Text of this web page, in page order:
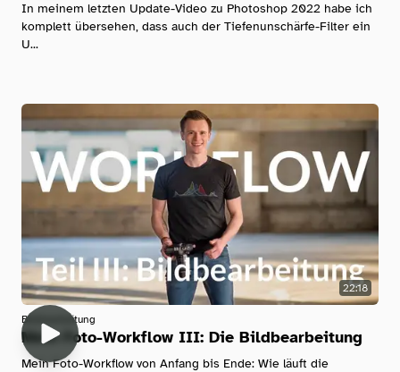
In meinem letzten Update-Video zu Photoshop 2022 habe ich
komplett übersehen, dass auch der Tiefenunschärfe-Filter ein
U...
22:18
Bildbearbeitung
Mein Foto-Workflow III: Die Bildbearbeitung
Mein Foto-Workflow von Anfang bis Ende: Wie läuft die